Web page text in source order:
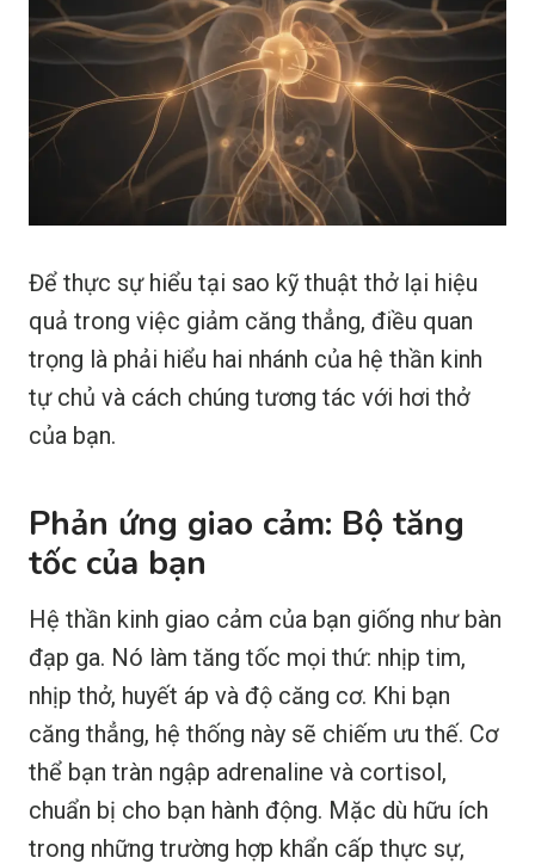
Để thực sự hiểu tại sao kỹ thuật thở lại hiệu
quả trong việc giảm căng thẳng, điều quan
trọng là phải hiểu hai nhánh của hệ thần kinh
tự chủ và cách chúng tương tác với hơi thở
của bạn.
Phản ứng giao cảm: Bộ tăng
tốc của bạn
Hệ thần kinh giao cảm của bạn giống như bàn
đạp ga. Nó làm tăng tốc mọi thứ: nhịp tim,
nhịp thở, huyết áp và độ căng cơ. Khi bạn
căng thẳng, hệ thống này sẽ chiếm ưu thế. Cơ
thể bạn tràn ngập adrenaline và cortisol,
chuẩn bị cho bạn hành động. Mặc dù hữu ích
trong những trường hợp khẩn cấp thực sự,